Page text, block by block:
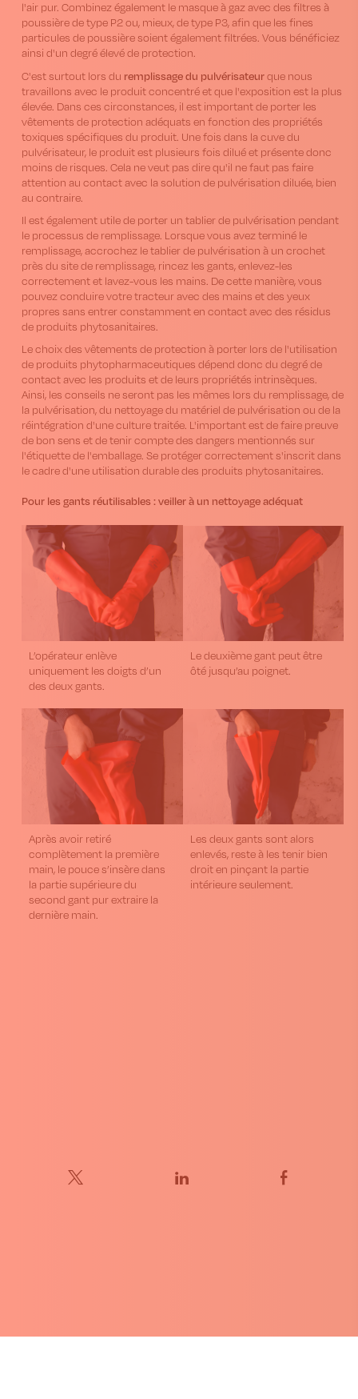
l'air pur. Combinez également le masque à gaz avec des filtres à
poussière de type P2 ou, mieux, de type P3, afin que les fines
particules de poussière soient également filtrées. Vous bénéficiez
ainsi d'un degré élevé de protection.
C'est surtout lors du remplissage du pulvérisateurque nous
travaillons avec le produit concentré et que l'exposition est la plus
élevée. Dans ces circonstances, il est important de porter les
vêtements de protection adéquats en fonction des propriétés
toxiques spécifiques du produit. Une fois dans la cuve du
pulvérisateur, le produit est plusieurs fois dilué et présente donc
moins de risques. Cela ne veut pas dire qu'il ne faut pas faire
attention au contact avec la solution de pulvérisation diluée, bien
au contraire.
Il est également utile de porter un tablier de pulvérisation pendant
le processus de remplissage. Lorsque vous avez terminé le
remplissage, accrochez le tablier de pulvérisation à un crochet
près du site de remplissage, rincez les gants, enlevez-les
correctement et lavez-vous les mains. De cette manière, vous
pouvez conduire votre tracteur avec des mains et des yeux
propres sans entrer constamment en contact avec des résidus
de produits phytosanitaires.
Le choix des vêtements de protection à porter lors de l'utilisation
de produits phytopharmaceutiques dépend donc du degré de
contact avec les produits et de leurs propriétés intrinsèques.
Ainsi, les conseils ne seront pas les mêmes lors du remplissage, de
la pulvérisation, du nettoyage du matériel de pulvérisation ou de la
réintégration d'une culture traitée. L'important est de faire preuve
de bon sens et de tenir compte des dangers mentionnés sur
l'étiquette de l'emballage. Se protéger correctement s'inscrit dans
le cadre d'une utilisation durable des produits phytosanitaires.
Pour les gants réutilisables : veiller à un nettoyage adéquat
L’opérateur enlève
uniquement les doigts d’un
des deux gants.
Le deuxième gant peut être
ôté jusqu’au poignet.
Après avoir retiré
complètement la première
main, le pouce s’insère dans
la partie supérieure du
second gant pur extraire la
dernière main.
Les deux gants sont alors
enlevés, reste à les tenir bien
droit en pinçant la partie
intérieure seulement.